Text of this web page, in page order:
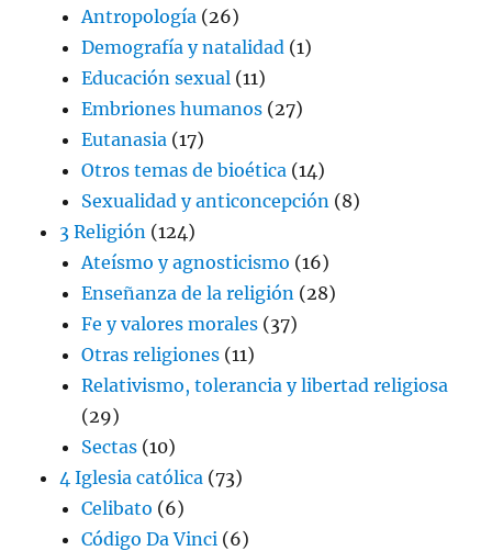
Antropología (26)
Demografía y natalidad (1)
Educación sexual (11)
Embriones humanos (27)
Eutanasia (17)
Otros temas de bioética (14)
Sexualidad y anticoncepción (8)
3 Religión (124)
Ateísmo y agnosticismo (16)
Enseñanza de la religión (28)
Fe y valores morales (37)
Otras religiones (11)
Relativismo, tolerancia y libertad religiosa
(29)
Sectas (10)
4 Iglesia católica (73)
Celibato (6)
Código Da Vinci (6)